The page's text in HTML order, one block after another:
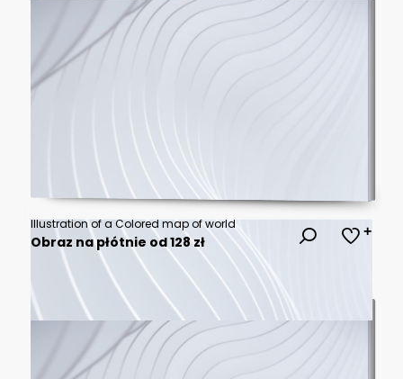
Illustration of a Colored map of world
Obraz na płótnie od 128 zł